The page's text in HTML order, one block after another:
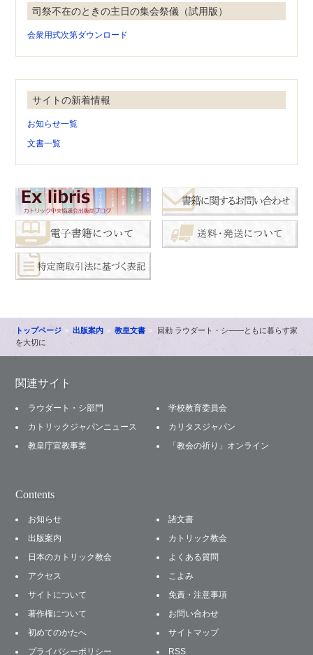
司祭不在のときの主日の集会祭儀（試用版）
会衆用式次第ダウンロード
サイトの新着情報
お知らせ一覧
文書一覧
トップページ 出版案内 教皇文書
回勅 ラウダート・シ――ともに暮らす家
を大切に
関連サイト
ラウダート・シ部門
学校教育委員会
カトリックジャパンニュース
カリタスジャパン
教皇庁宣教事業
「教会の祈り」オンライン
Contents
お知らせ
諸文書
出版案内
カトリック教会
日本のカトリック教会
よくある質問
アクセス
こよみ
サイトについて
免責・注意事項
著作権について
お問い合わせ
初めてのかたへ
サイトマップ
プライバシーポリシー
RSS